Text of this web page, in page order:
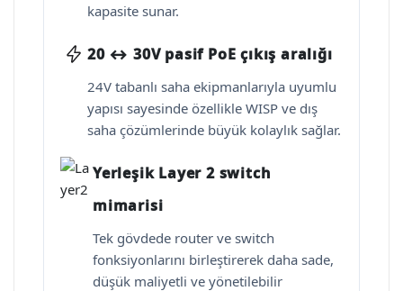
kapasite sunar.
20 ↔ 30V pasif PoE çıkış aralığı
24V tabanlı saha ekipmanlarıyla uyumlu
yapısı sayesinde özellikle WISP ve dış
saha çözümlerinde büyük kolaylık sağlar.
Yerleşik Layer 2 switch
mimarisi
Tek gövdede router ve switch
fonksiyonlarını birleştirerek daha sade,
düşük maliyetli ve yönetilebilir